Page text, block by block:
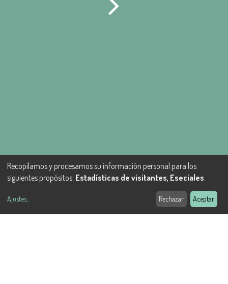
Recopilamos y procesamos su información personal para los
siguientes propósitos: Estadísticas de visitantes, Eseciales
Ajustes... Rechazar Aceptar